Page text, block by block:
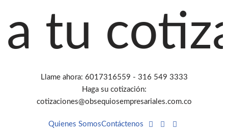
Saltar
al
Llame ahora: 6017316559 - 316 549 3333
Haga su cotización:
cotizaciones@obsequiosempresariales.com.co
Quienes SomosContáctenos